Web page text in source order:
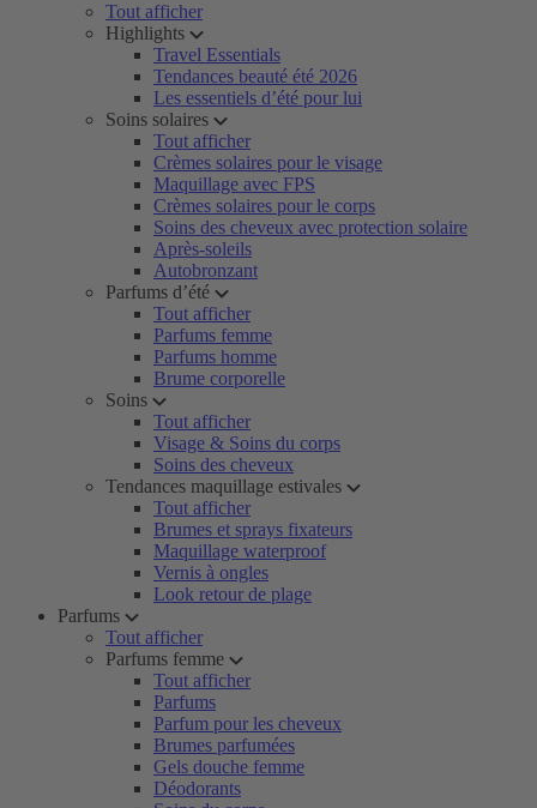
Tout afficher
Highlights
Travel Essentials
Tendances beauté été 2026
Les essentiels d’été pour lui
Soins solaires
Tout afficher
Crèmes solaires pour le visage
Maquillage avec FPS
Crèmes solaires pour le corps
Soins des cheveux avec protection solaire
Après-soleils
Autobronzant
Parfums d’été
Tout afficher
Parfums femme
Parfums homme
Brume corporelle
Soins
Tout afficher
Visage & Soins du corps
Soins des cheveux
Tendances maquillage estivales
Tout afficher
Brumes et sprays fixateurs
Maquillage waterproof
Vernis à ongles
Look retour de plage
Parfums
Tout afficher
Parfums femme
Tout afficher
Parfums
Parfum pour les cheveux
Brumes parfumées
Gels douche femme
Déodorants